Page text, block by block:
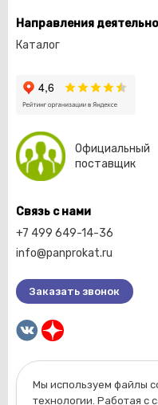
2026 © Компания «Пан прокат».
Направления
Каталог
Официальный
поставщик
Связь с нами
+7 499 649-14-36
info@panprokat.ru
Заказать звонок
Мы используем файлы
технологии. Работая с